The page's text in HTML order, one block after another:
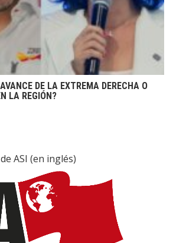
DE LA EXTREMA DERECHA O
LA REGIÓN?
ASI (en inglés)